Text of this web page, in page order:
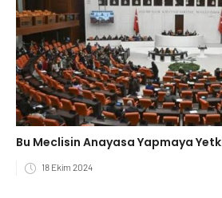
Bu Meclisin Anayasa Yapmaya
18 Ekim 2024